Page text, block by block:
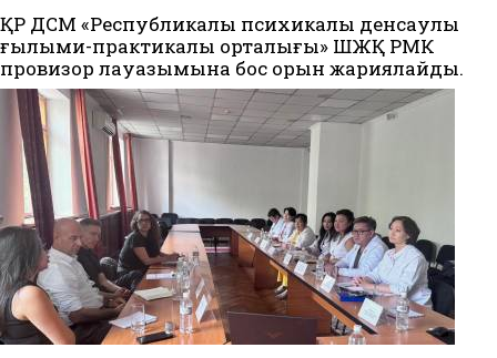
ҚР ДСМ «Республикалық психикалық денсаулық
ғылыми-практикалық орталығы» ШЖҚ РМК
провизор лауазымына бос орын жариялайды.